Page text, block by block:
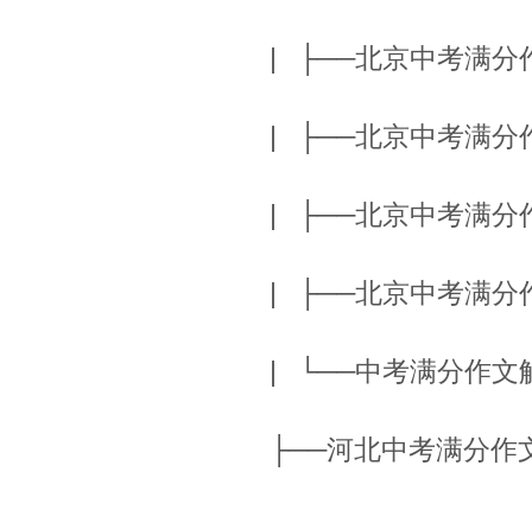
| ├──北京中考满分
| ├──北京中考满分
| ├──北京中考满分
| ├──北京中考满分
| └──中考满分作文
├──河北中考满分